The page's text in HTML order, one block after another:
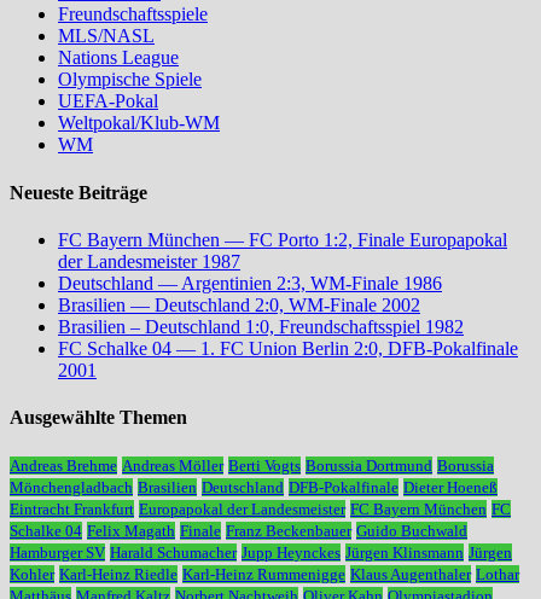
Freundschaftsspiele
MLS/NASL
Nations League
Olympische Spiele
UEFA-Pokal
Weltpokal/Klub-WM
WM
Neueste Beiträge
FC Bayern München — FC Porto 1:2, Finale Europapokal
der Landesmeister 1987
Deutschland — Argentinien 2:3, WM-Finale 1986
Brasilien — Deutschland 2:0, WM-Finale 2002
Brasilien – Deutschland 1:0, Freundschaftsspiel 1982
FC Schalke 04 — 1. FC Union Berlin 2:0, DFB-Pokalfinale
2001
Ausgewählte Themen
Andreas Brehme Andreas Möller Berti Vogts Borussia Dortmund Borussia
Mönchengladbach Brasilien Deutschland DFB-Pokalfinale Dieter Hoeneß
Eintracht Frankfurt Europapokal der Landesmeister FC Bayern München FC
Schalke 04 Felix Magath Finale Franz Beckenbauer Guido Buchwald
Hamburger SV Harald Schumacher Jupp Heynckes Jürgen Klinsmann Jürgen
Kohler Karl-Heinz Riedle Karl-Heinz Rummenigge Klaus Augenthaler Lothar